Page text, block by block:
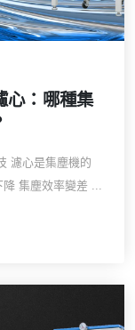
心：哪種集
濾心是集塵機的
降 集塵效率變差 ...